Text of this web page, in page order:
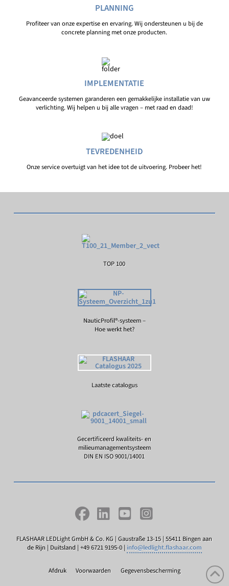
PLANNING
Profiteer van onze expertise en ervaring. Wij ondersteunen u bij de
concrete planning met onze producten.
IMPLEMENTATIE
Geavanceerde systemen garanderen een gemakkelijke installatie van uw
verlichting. Wij helpen u bij alle vragen – met raad en daad!
TEVREDENHEID
Onze service overtuigt van het idee tot de uitvoering. Probeer het!
TOP 100
NauticProfil®-systeem –
Hoe werkt het?
Laatste catalogus
Gecertificeerd kwaliteits- en
milieumanagementsysteem
DIN EN ISO 9001/14001
FLASHAAR LEDLight GmbH & Co. KG | Gaustraße 13-15 | 55411 Bingen aan
de Rijn | Duitsland | +49 6721 9195-0 | info@ledlight.flashaar.com
Afdruk Voorwaarden Gegevensbescherming